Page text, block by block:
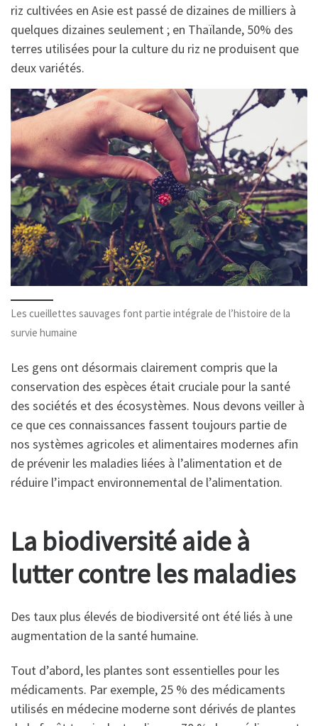
riz cultivées en Asie est passé de dizaines de milliers à
quelques dizaines seulement ; en Thaïlande, 50% des
terres utilisées pour la culture du riz ne produisent que
deux variétés.
Les cueillettes sauvages font partie intégrale de l’histoire de la
survie humaine
Les gens ont désormais clairement compris que la
conservation des espèces était cruciale pour la santé
des sociétés et des écosystèmes. Nous devons veiller à
ce que ces connaissances fassent toujours partie de
nos systèmes agricoles et alimentaires modernes afin
de prévenir les maladies liées à l’alimentation et de
réduire l’impact environnemental de l’alimentation.
La biodiversité aide à
lutter contre les maladies
Des taux plus élevés de biodiversité ont été liés à une
augmentation de la santé humaine.
Tout d’abord, les plantes sont essentielles pour les
médicaments. Par exemple, 25 % des médicaments
utilisés en médecine moderne sont dérivés de plantes